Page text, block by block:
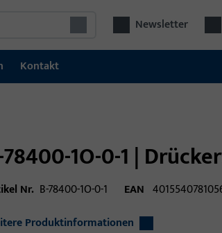
Newsletter
Kontakt
78400-1O-0-1 |
Nr. B-78400-1O-0-1 EAN
Produktinformationen